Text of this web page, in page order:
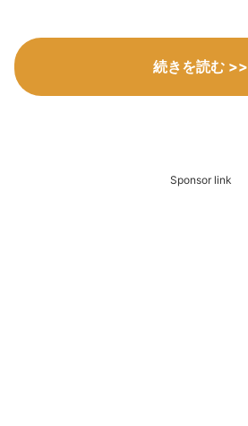
続きを読む >>
Sponsor link